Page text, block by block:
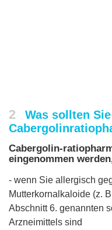
2
Was sollten
Cabergolin-
eingenommen
- wenn Sie allergisch
Mutterkornalkaloide (z.
Abschnitt 6. genannten
Arzneimittels sind